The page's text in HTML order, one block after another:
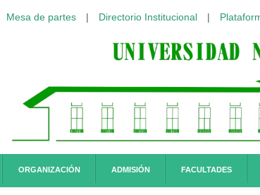
Mesa de partes | Directorio Institucional |
ORGANIZACIÓN ADMISIÓN FACULTADES